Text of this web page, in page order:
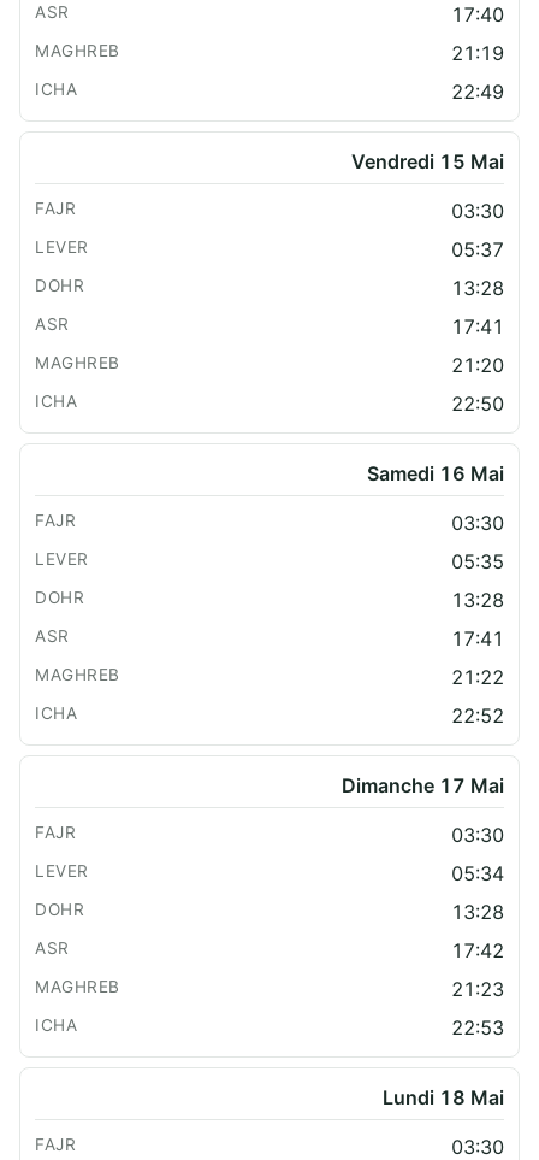
17:40
21:19
22:49
Vendredi 15 Mai
03:30
05:37
13:28
17:41
21:20
22:50
Samedi 16 Mai
03:30
05:35
13:28
17:41
21:22
22:52
Dimanche 17 Mai
03:30
05:34
13:28
17:42
21:23
22:53
Lundi 18 Mai
03:30